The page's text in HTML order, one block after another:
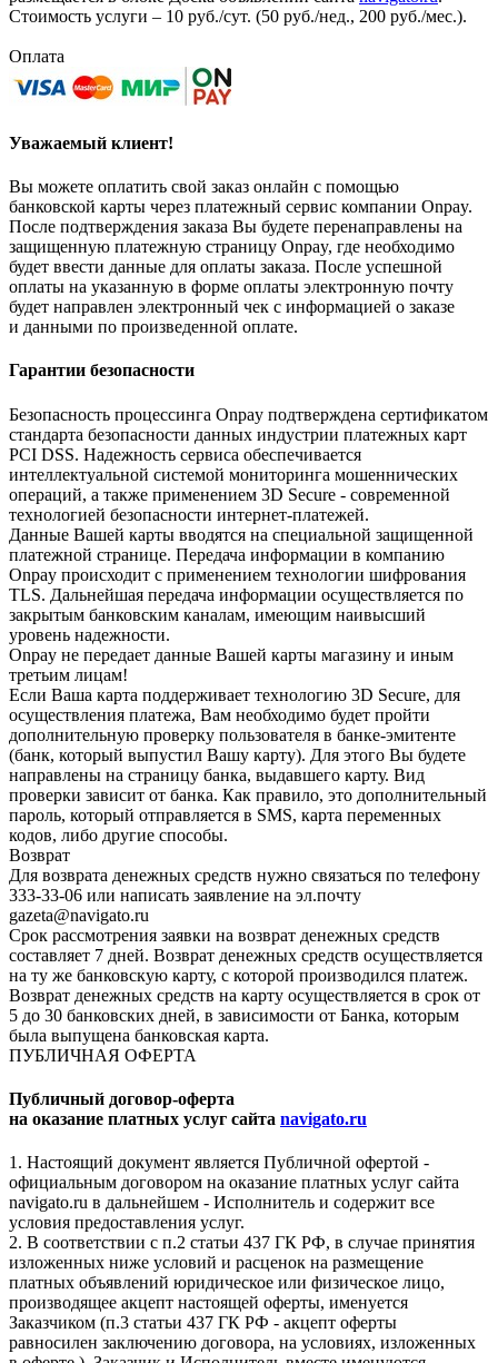
Стоимость услуги – 10 руб./сут. (50 руб./нед., 200 руб./мес.).
Оплата
Уважаемый клиент!
Вы можете оплатить свой заказ онлайн с помощью
банковской карты через платежный сервис компании Onpay.
После подтверждения заказа Вы будете перенаправлены на
защищенную платежную страницу Onpay, где необходимо
будет ввести данные для оплаты заказа. После успешной
оплаты на указанную в форме оплаты электронную почту
будет направлен электронный чек с информацией о заказе
и данными по произведенной оплате.
Гарантии безопасности
Безопасность процессинга Onpay подтверждена сертификатом
стандарта безопасности данных индустрии платежных карт
PCI DSS. Надежность сервиса обеспечивается
интеллектуальной системой мониторинга мошеннических
операций, а также применением 3D Secure - современной
технологией безопасности интернет-платежей.
Данные Вашей карты вводятся на специальной защищенной
платежной странице. Передача информации в компанию
Onpay происходит с применением технологии шифрования
TLS. Дальнейшая передача информации осуществляется по
закрытым банковским каналам, имеющим наивысший
уровень надежности.
Onpay не передает данные Вашей карты магазину и иным
третьим лицам!
Если Ваша карта поддерживает технологию 3D Secure, для
осуществления платежа, Вам необходимо будет пройти
дополнительную проверку пользователя в банке-эмитенте
(банк, который выпустил Вашу карту). Для этого Вы будете
направлены на страницу банка, выдавшего карту. Вид
проверки зависит от банка. Как правило, это дополнительный
пароль, который отправляется в SMS, карта переменных
кодов, либо другие способы.
Возврат
Для возврата денежных средств нужно связаться по телефону
333-33-06 или написать заявление на эл.почту
gazeta@navigato.ru
Срок рассмотрения заявки на возврат денежных средств
составляет 7 дней. Возврат денежных средств осуществляется
на ту же банковскую карту, с которой производился платеж.
Возврат денежных средств на карту осуществляется в срок от
5 до 30 банковских дней, в зависимости от Банка, которым
была выпущена банковская карта.
ПУБЛИЧНАЯ ОФЕРТА
Публичный договор-оферта
на оказание платных услуг сайта navigato.ru
1. Настоящий документ является Публичной офертой -
официальным договором на оказание платных услуг сайта
navigato.ru в дальнейшем - Исполнитель и содержит все
условия предоставления услуг.
2. В соответствии с п.2 статьи 437 ГК РФ, в случае принятия
изложенных ниже условий и расценок на размещение
платных объявлений юридическое или физическое лицо,
производящее акцепт настоящей оферты, именуется
Заказчиком (п.3 статьи 437 ГК РФ - акцепт оферты
равносилен заключению договора, на условиях, изложенных